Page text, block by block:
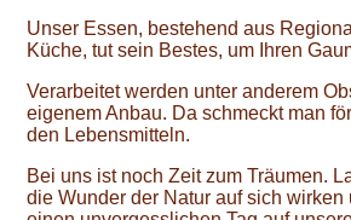
Unser Essen, bestehend aus
Küche, tut sein Bestes, um Ihren
Verarbeitet werden unter anderem
eigenem Anbau. Da schmeckt man
den Lebensmitteln.
Bei uns ist noch Zeit zum Träumen.
die Wunder der Natur auf sich